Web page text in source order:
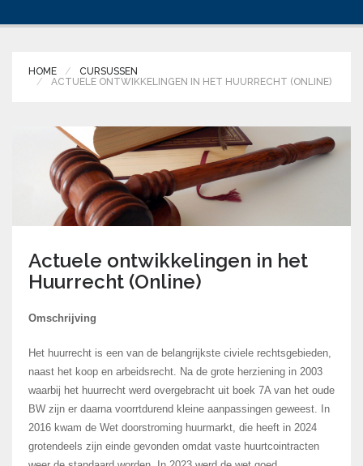
HOME
CURSUSSEN
ACTUELE ONTWIKKELINGEN IN HET HUURRECHT (ONLINE)
Actuele ontwikkelingen in het
Huurrecht (Online)
Omschrijving
Het huurrecht is een van de belangrijkste civiele rechtsgebieden,
naast het koop en arbeidsrecht. Na de grote herziening in 2003
waarbij het huurrecht werd overgebracht uit boek 7A van het oude
BW zijn er daarna voorrtdurend kleine aanpassingen geweest. In
2016 kwam de Wet doorstroming huurmarkt, die heeft in 2024
grotendeels zijn einde gevonden omdat vaste huurtcointracten